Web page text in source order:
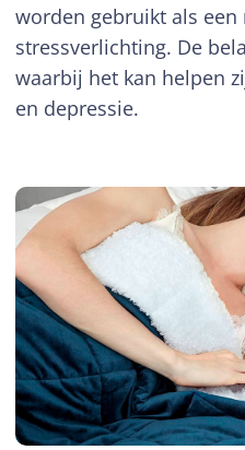
worden gebruikt als
stressverlichting. De
waarbij het kan helpen
en depressie.